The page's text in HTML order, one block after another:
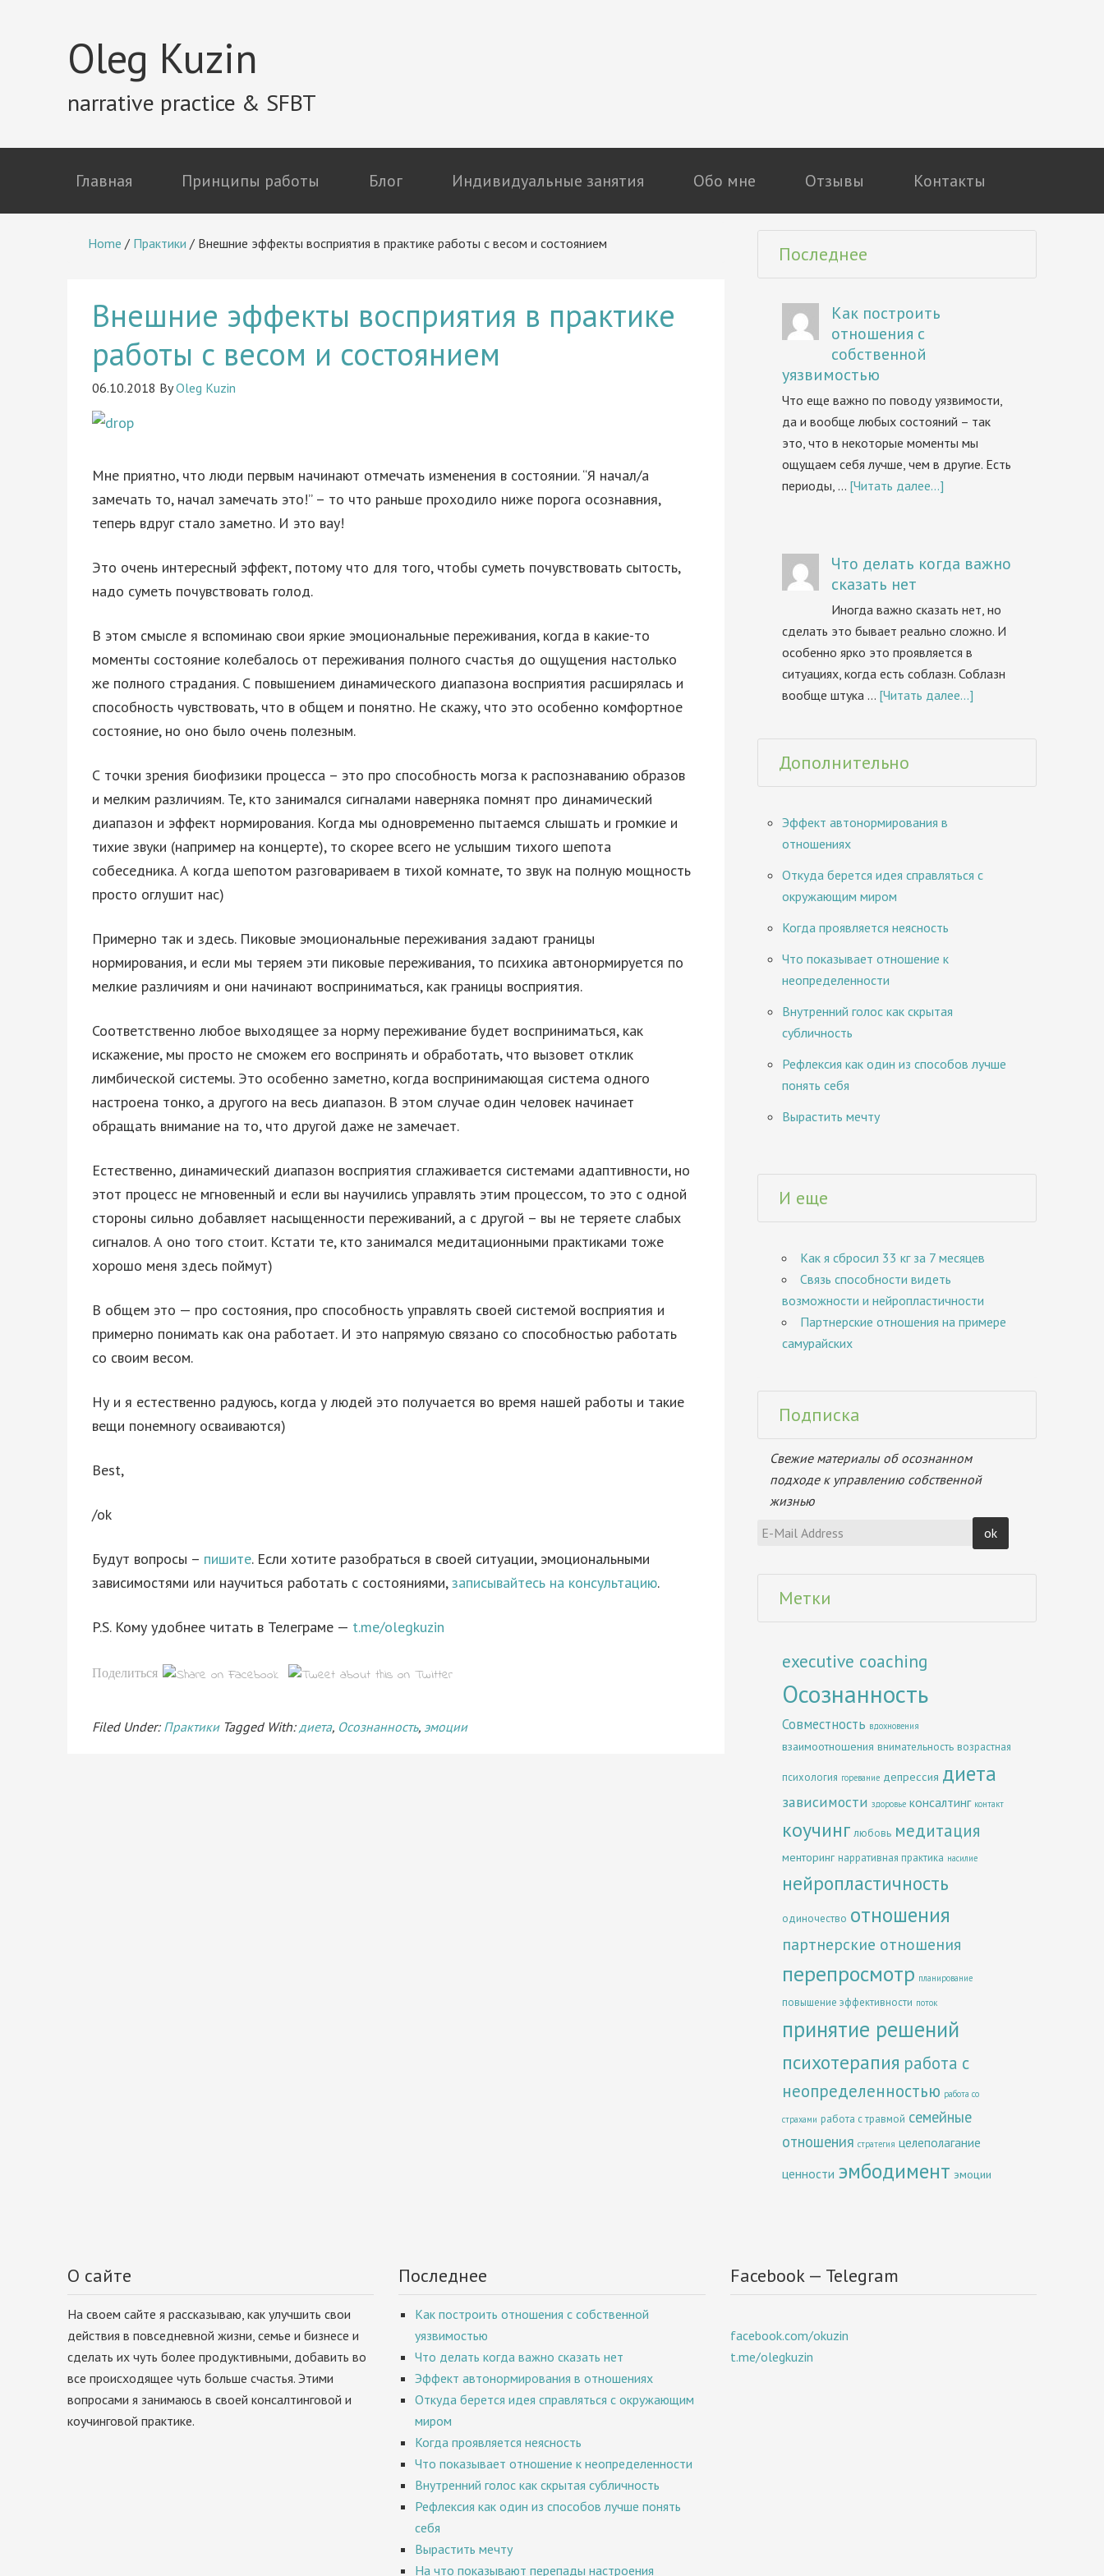
Oleg Kuzin
narrative practice & SFBT
Главная Принципы работы Блог Индивидуальные занятия Обо мне Отзывы Контакты
Home / Практики / Внешние эффекты восприятия в практике работы с весом и состоянием
Внешние эффекты восприятия в практике
работы с весом и состоянием
06.10.2018 ByOleg Kuzin
Мне приятно, что люди первым начинают отмечать изменения в состоянии. “Я начал/а
замечать то, начал замечать это!” – то что раньше проходило ниже порога осознавния,
теперь вдруг стало заметно. И это вау!
Это очень интересный эффект, потому что для того, чтобы суметь почувствовать сытость,
надо суметь почувствовать голод.
В этом смысле я вспоминаю свои яркие эмоциональные переживания, когда в какие-то
моменты состояние колебалось от переживания полного счастья до ощущения настолько
же полного страдания. С повышением динамического диапазона восприятия расширялась и
способность чувствовать, что в общем и понятно. Не скажу, что это особенно комфортное
состояние, но оно было очень полезным.
С точки зрения биофизики процесса – это про способность могза к распознаванию образов
и мелким различиям. Те, кто занимался сигналами наверняка помнят про динамический
диапазон и эффект нормирования. Когда мы одновременно пытаемся слышать и громкие и
тихие звуки (например на концерте), то скорее всего не услышим тихого шепота
собеседника. А когда шепотом разговариваем в тихой комнате, то звук на полную мощность
просто оглушит нас)
Примерно так и здесь. Пиковые эмоциональные переживания задают границы
нормирования, и если мы теряем эти пиковые переживания, то психика автонормируется по
мелкие различиям и они начинают восприниматься, как границы восприятия.
Соответственно любое выходящее за норму переживание будет восприниматься, как
искажение, мы просто не сможем его воспринять и обработать, что вызовет отклик
лимбической системы. Это особенно заметно, когда воспринимающая система одного
настроена тонко, а другого на весь диапазон. В этом случае один человек начинает
обращать внимание на то, что другой даже не замечает.
Естественно, динамический диапазон восприятия сглаживается системами адаптивности, но
этот процесс не мгновенный и если вы научились управлять этим процессом, то это с одной
стороны сильно добавляет насыщенности переживаний, а с другой – вы не теряете слабых
сигналов. А оно того стоит. Кстати те, кто занимался медитационными практиками тоже
хорошо меня здесь поймут)
В общем это — про состояния, про способность управлять своей системой восприятия и
примерно понимать как она работает. И это напрямую связано со способностью работать
со своим весом.
Ну и я естественно радуюсь, когда у людей это получается во время нашей работы и такие
вещи понемногу осваиваются)
Best,
/ok
Будут вопросы – пишите. Если хотите разобраться в своей ситуации, эмоциональными
зависимостями или научиться работать с состояниями,записывайтесь на консультацию.
P.S. Кому удобнее читать в Телеграме — t.me/olegkuzin
Поделиться
Filed Under: Практики Tagged With:диета, Осознанность, эмоции
Последнее
Как построить
отношения с
собственной
уязвимостью
Что еще важно по поводу уязвимости,
да и вообще любых состояний – так
это, что в некоторые моменты мы
ощущаем себя лучше, чем в другие. Есть
периоды, … [Читать далее...]
Что делать когда важно
сказать нет
Иногда важно сказать нет, но
сделать это бывает реально сложно. И
особенно ярко это проявляется в
ситуациях, когда есть соблазн. Соблазн
вообще штука … [Читать далее...]
Дополнительно
Эффект автонормирования в
отношениях
Откуда берется идея справляться с
окружающим миром
Когда проявляется неясность
Что показывает отношение к
неопределенности
Внутренний голос как скрытая
субличность
Рефлексия как один из способов лучше
понять себя
Вырастить мечту
И еще
Как я сбросил 33 кг за 7 месяцев
Связь способности видеть
возможности и нейропластичности
Партнерские отношения на примере
самурайских
Подписка
Свежие материалы об осознанном
подходе к управлению собственной
жизнью
Метки
executive coaching
Осознанность
Совместность вдохновения
взаимоотношения внимательность возрастная
психология горевание депрессия диета
зависимости здоровье консалтинг контакт
коучинг любовь медитация
менторинг нарративная практика насилие
нейропластичность
одиночество отношения
партнерские отношения
перепросмотр планирование
повышение эффективности поток
принятие решений
психотерапия работа с
неопределенностью работа со
страхами работа с травмой семейные
отношения стратегия целеполагание
ценности эмбодимент эмоции
О сайте
На своем сайте я рассказываю, как улучшить свои
действия в повседневной жизни, семье и бизнесе и
сделать их чуть более продуктивными, добавить во
все происходящее чуть больше счастья. Этими
вопросами я занимаюсь в своей консалтинговой и
коучинговой практике.
Последнее
Как построить отношения с собственной
уязвимостью
Что делать когда важно сказать нет
Эффект автонормирования в отношениях
Откуда берется идея справляться с окружающим
миром
Когда проявляется неясность
Что показывает отношение к неопределенности
Внутренний голос как скрытая субличность
Рефлексия как один из способов лучше понять
себя
Вырастить мечту
На что показывают перепады настроения
Facebook — Telegram
facebook.com/okuzin
t.me/olegkuzin